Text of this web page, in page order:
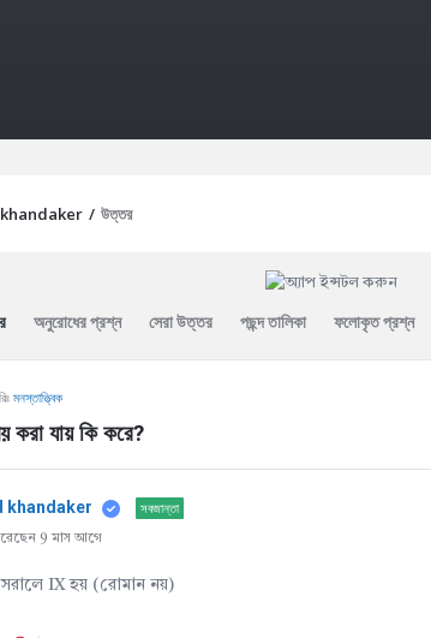
/ উত্তর
অনুরোধের প্রশ্ন সেরা উত্তর পছন্দ তালিকা ফলোকৃত প্রশ্ন
মনস্তাত্ত্বিক
করা যায় কি করে?
khandaker সবজান্তা
9 মাস আগে
IX হয় (রোমান নয়)